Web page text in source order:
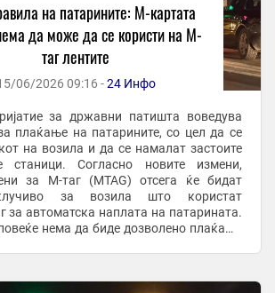
на патарините: М-картата
да може да се користи на М-
таг лентите
06/2026 09:16 -24 Инфо
за државни патишта воведува
плаќање на патарините, со цел да се
на возила и да се намалат застоите
станици. Согласно новите измени,
за М-таг (MTAG) отсега ќе бидат
за возила што користат
за автоматска наплата на патарината.
нема да биде дозволено плаќање